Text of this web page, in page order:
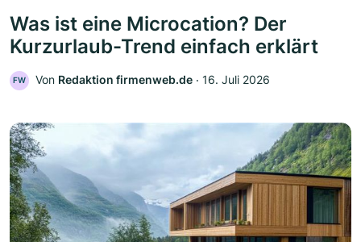
Was ist eine Microcation? Der
Kurzurlaub-Trend einfach erklärt
FW Von Redaktion firmenweb.de ‧ 16. Juli 2026